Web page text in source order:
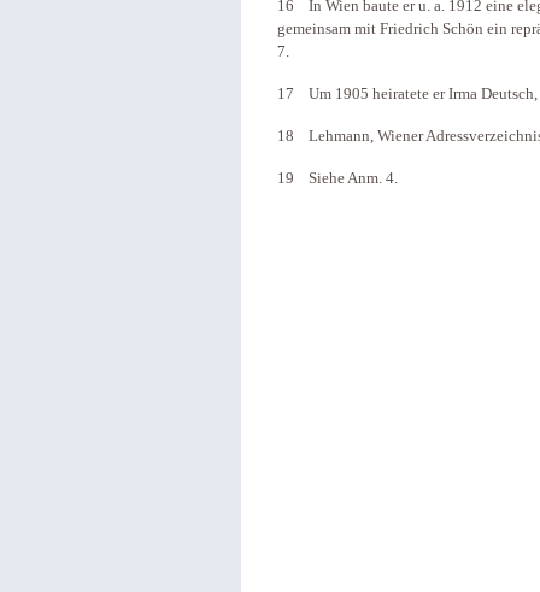
16 In Wien baute er u. a. 1912 eine
gemeinsam mit Friedrich Schön ein
7.
17 Um 1905 heiratete er Irma
18 Lehmann, Wiener
19 Siehe Anm. 4.